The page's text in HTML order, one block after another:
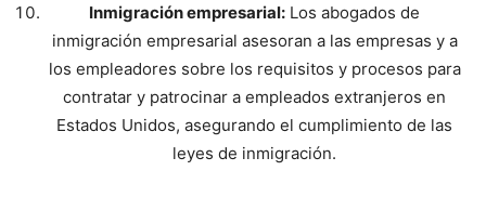
Inmigración empresarial: Los abogados de
inmigración empresarial asesoran a las empresas y a
los empleadores sobre los requisitos y procesos para
contratar y patrocinar a empleados extranjeros en
Estados Unidos, asegurando el cumplimiento de las
leyes de inmigración.